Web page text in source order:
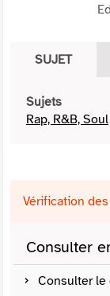
SUJET
Sujets
Rap, R&B, Soul
Vérification
Consulter
Consulter le